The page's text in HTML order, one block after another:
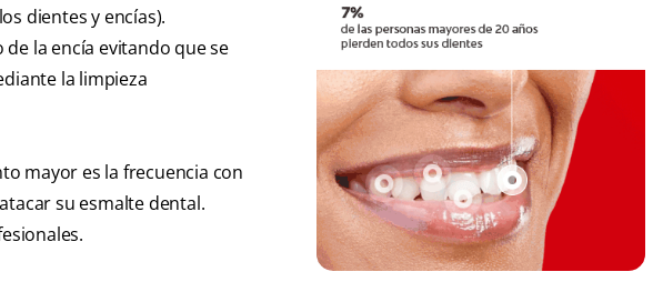
dientes y encías).
la encía evitando que se
la limpieza
mayor es la frecuencia con
su esmalte dental.